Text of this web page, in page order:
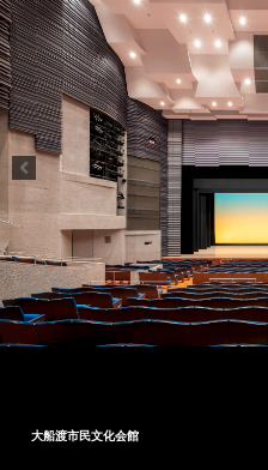
大船渡市民文化会館